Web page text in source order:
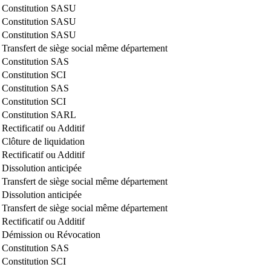
Constitution SASU
Constitution SASU
Constitution SASU
Transfert de siège social même département
Constitution SAS
Constitution SCI
Constitution SAS
Constitution SCI
Constitution SARL
Rectificatif ou Additif
Clôture de liquidation
Rectificatif ou Additif
Dissolution anticipée
Transfert de siège social même département
Dissolution anticipée
Transfert de siège social même département
Rectificatif ou Additif
Démission ou Révocation
Constitution SAS
Constitution SCI